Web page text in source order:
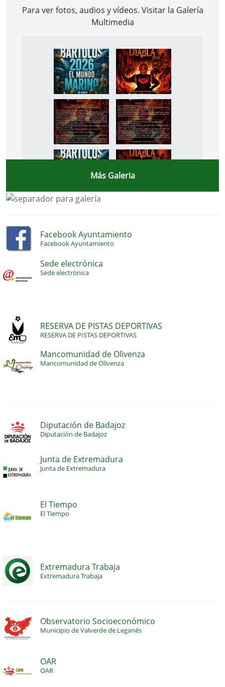
Para ver fotos, audios y vídeos. Visitar la Galería
Multimedia
Más Galeria
Facebook Ayuntamiento
Facebook Ayuntamiento
Sede electrónica
Sede electrónica
RESERVA DE PISTAS DEPORTIVAS
RESERVA DE PISTAS DEPORTIVAS
Mancomunidad de Olivenza
Mancomunidad de Olivenza
Diputación de Badajoz
Diputación de Badajoz
Junta de Extremadura
Junta de Extremadura
El Tiempo
El Tiempo
Extremadura Trabaja
Extremadura Trabaja
Observatorio Socioeconómico
Municipio de Valverde de Leganés
OAR
OAR